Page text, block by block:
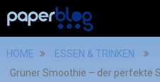
HOME
ESSEN & TRINKEN
Grüner Smoothie – der perfekte